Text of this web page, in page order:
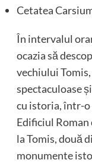
Cetatea
În intervalul
ocazia să
vechiului
spectaculoase
cu istoria, într-o
Edificiul
la Tomis, două
monumente